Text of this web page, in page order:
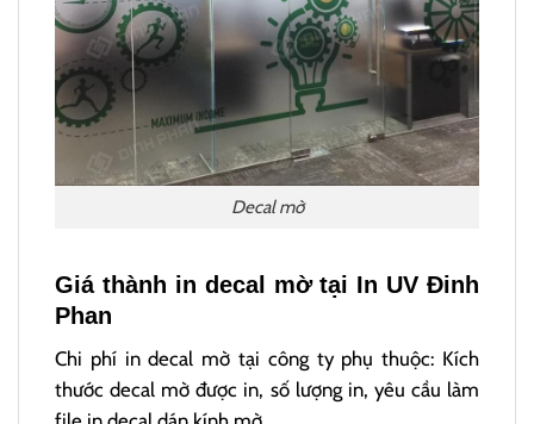
Decal mờ
Giá thành in decal mờ tại In UV Đinh
Phan
Chi phí in decal mờ tại công ty phụ thuộc: Kích
thước decal mờ được in, số lượng in, yêu cầu làm